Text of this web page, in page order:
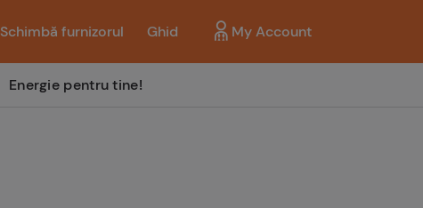
Schimbă furnizorul Ghid My Account
Energie pentru tine!